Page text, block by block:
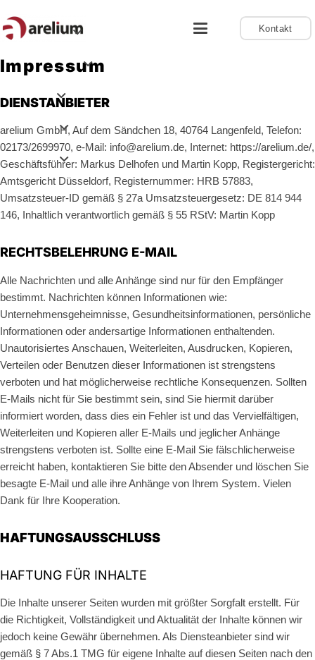
Kontakt
Impressum
DIENSTANBIETER
arelium GmbH, Auf dem Sändchen 18, 40764 Langenfeld, Telefon:
02173/2699970, e-Mail: info@arelium.de, Internet: https://arelium.de/,
Geschäftsführer: Markus Delhofen und Martin Kopp, Registergericht:
Amtsgericht Düsseldorf, Registernummer: HRB 57883,
Umsatzsteuer-ID gemäß § 27a Umsatzsteuergesetz: DE 814 944
146, Inhaltlich verantwortlich gemäß § 55 RStV: Martin Kopp
RECHTSBELEHRUNG E-MAIL
Alle Nachrichten und alle Anhänge sind nur für den Empfänger
bestimmt. Nachrichten können Informationen wie:
Unternehmensgeheimnisse, Gesundheitsinformationen, persönliche
Informationen oder andersartige Informationen enthaltenden.
Unautorisiertes Anschauen, Weiterleiten, Ausdrucken, Kopieren,
Verteilen oder Benutzen dieser Informationen ist strengstens
verboten und hat möglicherweise rechtliche Konsequenzen. Sollten
E-Mails nicht für Sie bestimmt sein, sind Sie hiermit darüber
informiert worden, dass dies ein Fehler ist und das Vervielfältigen,
Weiterleiten und Kopieren aller E-Mails und jeglicher Anhänge
strengstens verboten ist. Sollte eine E-Mail Sie fälschlicherweise
erreicht haben, kontaktieren Sie bitte den Absender und löschen Sie
besagte E-Mail und alle ihre Anhänge von Ihrem System. Vielen
Dank für Ihre Kooperation.
HAFTUNGSAUSSCHLUSS
HAFTUNG FÜR INHALTE
Die Inhalte unserer Seiten wurden mit größter Sorgfalt erstellt. Für
die Richtigkeit, Vollständigkeit und Aktualität der Inhalte können wir
jedoch keine Gewähr übernehmen. Als Diensteanbieter sind wir
gemäß § 7 Abs.1 TMG für eigene Inhalte auf diesen Seiten nach den